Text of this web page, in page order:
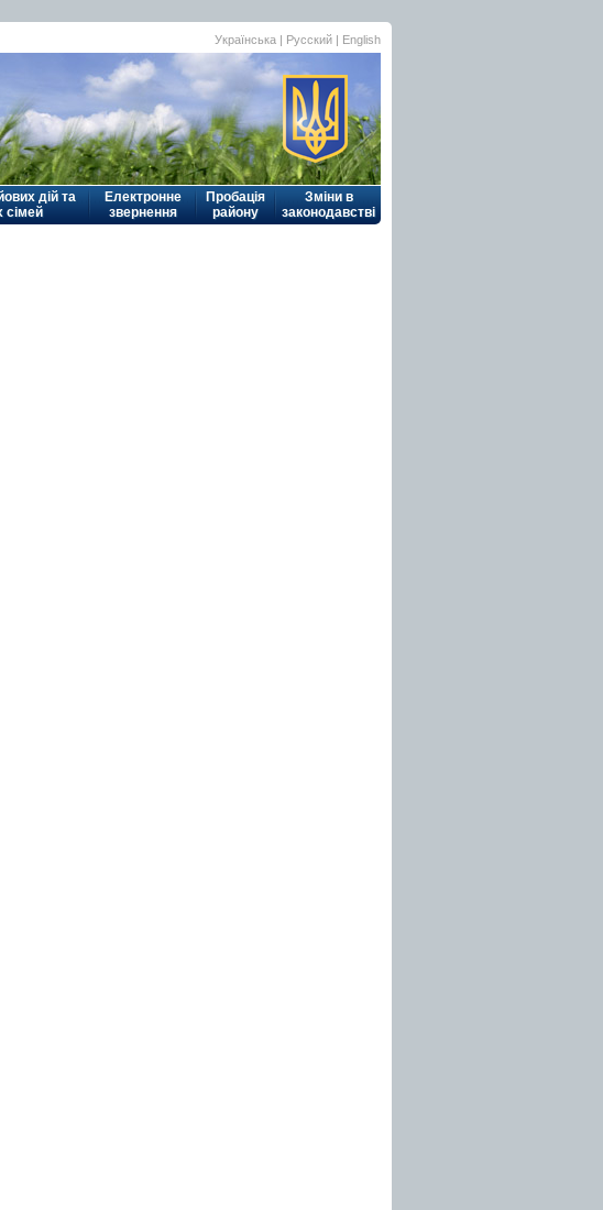
Українська | Русский | English
дій та
сімей
Електронне
звернення
Пробація
району
Зміни в
законодавстві